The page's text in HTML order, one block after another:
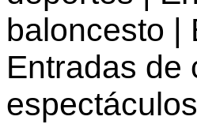
baloncesto |
Entradas de
espectáculos